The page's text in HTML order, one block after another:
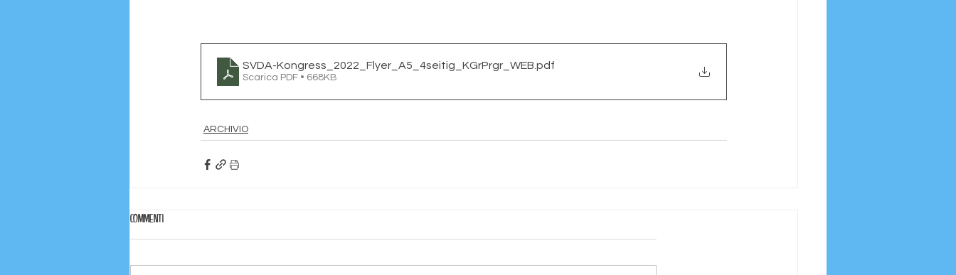
SVDA-Kongress_2022_Flyer_A5_4seitig_KGrPrgr_WEB.pdf
Scarica PDF • 668KB
ARCHIVIO
Commenti